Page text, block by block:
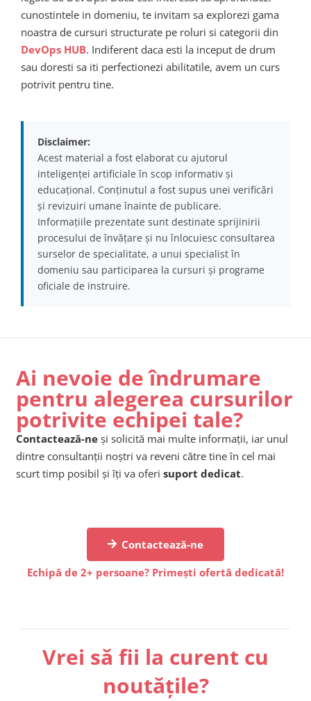
cunostintele in domeniu, te invitam sa explorezi gama
noastra de cursuri structurate pe roluri si categorii din
DevOps HUB. Indiferent daca esti la inceput de drum
sau doresti sa iti perfectionezi abilitatile, avem un curs
potrivit pentru tine.
Disclaimer:
Acest material a fost elaborat cu ajutorul
inteligenței artificiale în scop informativ și
educațional. Conținutul a fost supus unei verificări
și revizuiri umane înainte de publicare.
Informațiile prezentate sunt destinate sprijinirii
procesului de învățare și nu înlocuiesc consultarea
surselor de specialitate, a unui specialist în
domeniu sau participarea la cursuri și programe
oficiale de instruire.
Ai nevoie de îndrumare
pentru alegerea cursurilor
potrivite echipei tale?
Contactează-ne și solicită mai multe informații, iar unul
dintre consultanții noștri va reveni către tine în cel mai
scurt timp posibil și îți va oferi suport dedicat.
Contactează-ne
Echipă de 2+ persoane? Primești ofertă dedicată!
Vrei să fii la curent cu
noutățile?